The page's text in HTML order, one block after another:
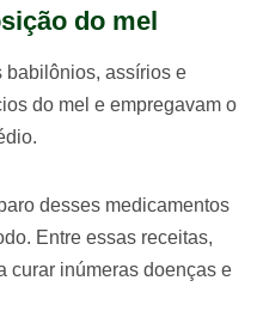
do mel
babilônios, assírios e
do mel e empregavam o
desses medicamentos
Entre essas receitas,
curar inúmeras doenças e